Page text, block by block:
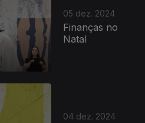
05 dez. 2024
Finanças no
Natal
04 dez. 2024